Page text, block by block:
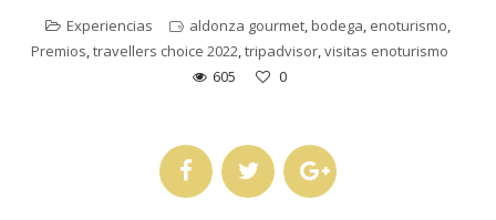
Experiencias aldonza gourmet bodega enoturismo
Premios travellers choice 2022 tripadvisor visitas enoturismo
605
0